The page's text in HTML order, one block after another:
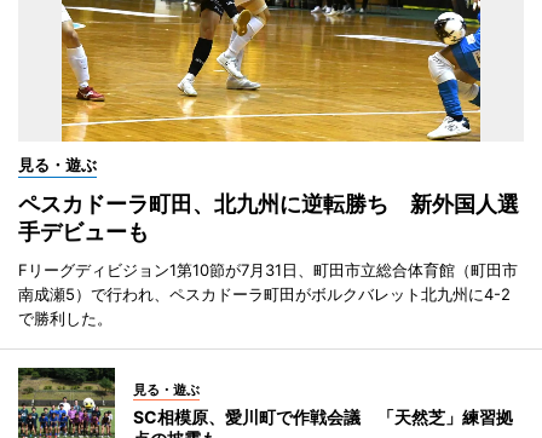
見る・遊ぶ
ペスカドーラ町田、北九州に逆転勝ち 新外国人選
手デビューも
Fリーグディビジョン1第10節が7月31日、町田市立総合体育館（町田市
南成瀬5）で行われ、ペスカドーラ町田がボルクバレット北九州に4-2
で勝利した。
見る・遊ぶ
SC相模原、愛川町で作戦会議 「天然芝」練習拠